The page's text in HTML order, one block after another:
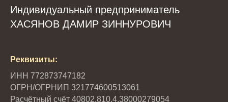
Индивидуальный предприниматель
ХАСЯНОВ ДАМИР ЗИННУРОВИЧ
Реквизиты:
ИНН 772873747182
ОГРН/ОГРНИП 321774600513061
Расчётный счёт 40802.810.4.38000279054